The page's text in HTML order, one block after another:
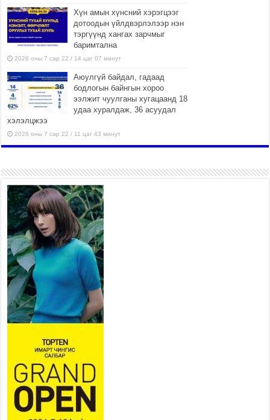
Хүн амын хүнсний хэрэгцээг
дотоодын үйлдвэрлэлээр нэн
тэргүүнд хангах зарчмыг
баримтална
2026 оны 7 сар 22 / 14 цаг 07 минут
Аюулгүй байдал, гадаад
бодлогын байнгын хороо
ээлжит чуулганы хугацаанд 18
удаа хуралдаж, 36 асуудал
хэлэлцжээ
2026 оны 7 сар 22 / 11 цаг 43 минут
боломжтой-Хүүхэд хөгжүүлэх
төв” байгуулах төсөлд төр,
хувийн хэвшлийн түншлэлийн хүрээнд хамтран
ажиллахыг урьж байна
2026 оны 7 сар 22 / 9 цаг 28 минут
Б.Пүрэвдагва: “Урт цагаан”-ыг
залуучууд чөлөөт цагаа
өнгөрүүлдэг, жуулчид зорьж
ирдэг цэг болгоно
2026 оны 7 сар 21 / 16 цаг 47 минут
Тусгай замын автобус /BRT/ төслийн удирдах
хорооны ээлжит хуралдаан боллоо
Ерөнхий сайд Н.Учрал БНХАУ-аас Монгол Улсад
суугаа Элчин сайд Шэнь Миньжюанийг хүлээн
авч уулзав
2026 оны 7 сар 21 / 16 цаг 39 минут
БҮГД НАЙРАМДАХ ТАЖИКИСТАН УЛСТАЙ
ЭДИЙН ЗАСГИЙН ХАМТЫН АЖИЛЛАГААГ